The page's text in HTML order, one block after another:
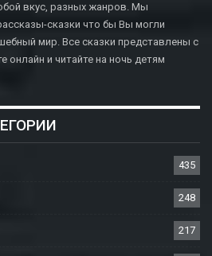
вкус, разных жанров. Мы
сказки что бы Вы могли
мир. Все сказки представлены с
онлайн и читайте на ночь детям
435
248
217